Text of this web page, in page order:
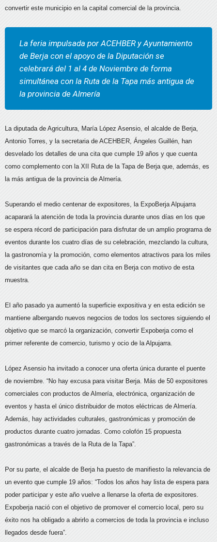
convertir este municipio en la capital comercial de la provincia.
La feria impulsada por ACEHBER y Ayuntamiento
de Berja con el apoyo de la Diputación se
celebrará del 1 al 4 de Noviembre de forma
simultánea con la Ruta de la Tapa más antigua de
la provincia de Almería
La diputada de Agricultura, María López Asensio, el alcalde de Berja,
Antonio Torres, y la secretaria de ACEHBER, Ángeles Guillén, han
desvelado los detalles de una cita que cumple 19 años y que cuenta
como complemento con la XII Ruta de la Tapa de Berja que, además, es
la más antigua de la provincia de Almería.
Superando el medio centenar de expositores, la ExpoBerja Alpujarra
acaparará la atención de toda la provincia durante unos días en los que
se espera récord de participación para disfrutar de un amplio programa de
eventos durante los cuatro días de su celebración, mezclando la cultura,
la gastronomía y la promoción, como elementos atractivos para los miles
de visitantes que cada año se dan cita en Berja con motivo de esta
muestra.
El año pasado ya aumentó la superficie expositiva y en esta edición se
mantiene albergando nuevos negocios de todos los sectores siguiendo el
objetivo que se marcó la organización, convertir Expoberja como el
primer referente de comercio, turismo y ocio de la Alpujarra.
López Asensio ha invitado a conocer una oferta única durante el puente
de noviembre. “No hay excusa para visitar Berja. Más de 50 expositores
comerciales con productos de Almería, electrónica, organización de
eventos y hasta el único distribuidor de motos eléctricas de Almería.
Además, hay actividades culturales, gastronómicas y promoción de
productos durante cuatro jornadas. Como colofón 15 propuesta
gastronómicas a través de la Ruta de la Tapa”.
Por su parte, el alcalde de Berja ha puesto de manifiesto la relevancia de
un evento que cumple 19 años: “Todos los años hay lista de espera para
poder participar y este año vuelve a llenarse la oferta de expositores.
Expoberja nació con el objetivo de promover el comercio local, pero su
éxito nos ha obligado a abrirlo a comercios de toda la provincia e incluso
llegados desde fuera”.